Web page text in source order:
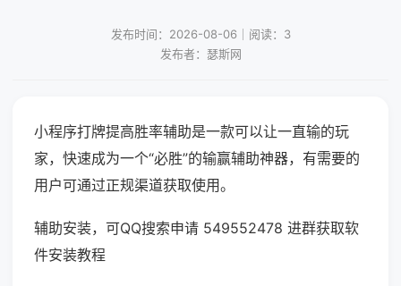
发布时间：2026-08-06｜阅读：3
发布者：瑟斯网
小程序打牌提高胜率辅助是一款可以让一直输的玩
家，快速成为一个“必胜”的输赢辅助神器，有需要的
用户可通过正规渠道获取使用。
辅助安装，可QQ搜索申请 549552478 进群获取软
件安装教程